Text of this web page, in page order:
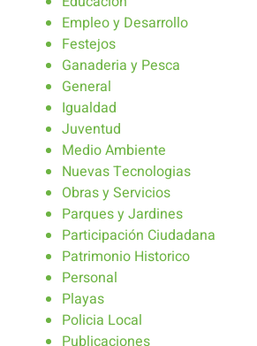
Empleo y Desarrollo
Festejos
Ganaderia y Pesca
General
Igualdad
Juventud
Medio Ambiente
Nuevas Tecnologias
Obras y Servicios
Parques y Jardines
Participación Ciudadana
Patrimonio Historico
Personal
Playas
Policia Local
Publicaciones